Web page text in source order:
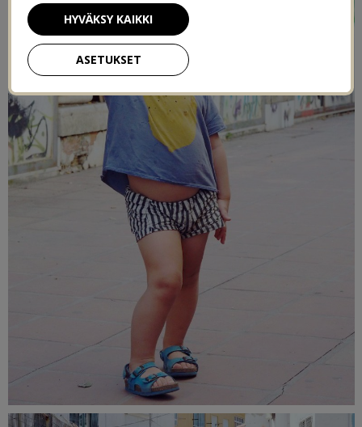
ASETUKSET
HYVÄKSY KAIKKI